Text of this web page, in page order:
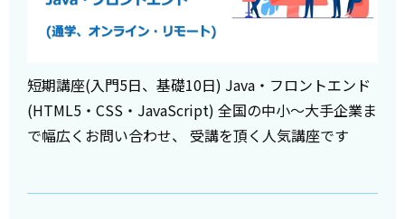
短期講座(入門5日、基礎10日) Java・フロントエンド
(HTML5・CSS・JavaScript) 全国の中小～大手企業ま
で幅広くお問い合わせ、 受講を頂く人気講座です